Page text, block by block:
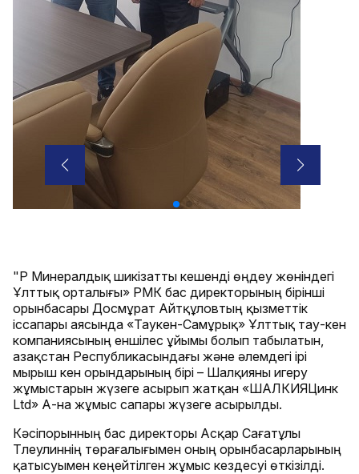
"ҚР Минералдық шикізатты кешенді өңдеу жөніндегі
Ұлттық орталығы» РМК бас директорының бірінші
орынбасары Досмұрат Айтқұловтың қызметтік
іссапары аясында «Таукен-Самұрық» Ұлттық тау-кен
компаниясының еншілес ұйымы болып табылатын,
Қазақстан Республикасындағы және әлемдегі ірі
мырыш кен орындарының бірі – Шалқияны игеру
жұмыстарын жүзеге асырып жатқан «ШАЛКИЯЦинк
Ltd» АҚ-на жұмыс сапары жүзеге асырылды.
Кәсіпорынның бас директоры Асқар Сағатұлы
Тлеулиннің төрағалығымен оның орынбасарларының
қатысуымен кеңейтілген жұмыс кездесуі өткізілді.